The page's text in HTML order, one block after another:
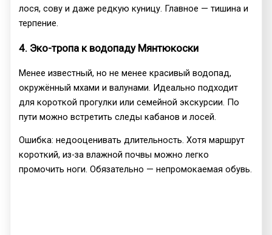
лося, сову и даже редкую куницу. Главное — тишина и
терпение.
4. Эко-тропа к водопаду Мянтюкоски
Менее известный, но не менее красивый водопад,
окружённый мхами и валунами. Идеально подходит
для короткой прогулки или семейной экскурсии. По
пути можно встретить следы кабанов и лосей.
Ошибка: недооценивать длительность. Хотя маршрут
короткий, из-за влажной почвы можно легко
промочить ноги. Обязательно — непромокаемая обувь.